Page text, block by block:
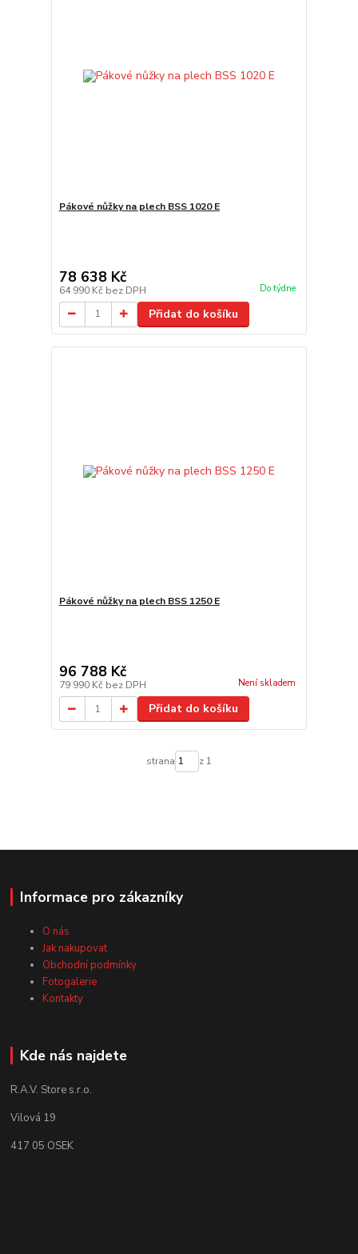
Pákové nůžky na plech BSS 1020 E
78 638 Kč
64 990 Kč bez DPH Do týdne
Přidat do košíku
Pákové nůžky na plech BSS 1250 E
96 788 Kč
79 990 Kč bez DPH Není skladem
Přidat do košíku
strana z 1
Informace pro zákazníky
O nás
Jak nakupovat
Obchodní podmínky
Fotogalerie
Kontakty
Kde nás najdete
R.A.V. Store s.r.o.
Vilová 19
417 05 OSEK